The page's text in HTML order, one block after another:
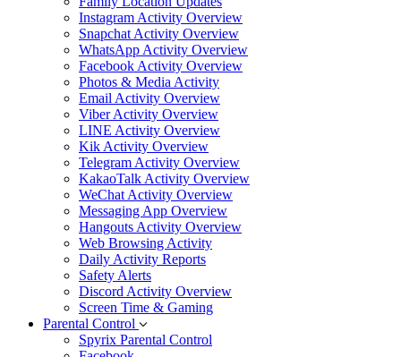
Instagram Activity Overview
Snapchat Activity Overview
WhatsApp Activity Overview
Facebook Activity Overview
Photos & Media Activity
Email Activity Overview
Viber Activity Overview
LINE Activity Overview
Kik Activity Overview
Telegram Activity Overview
KakaoTalk Activity Overview
WeChat Activity Overview
Messaging App Overview
Hangouts Activity Overview
Web Browsing Activity
Daily Activity Reports
Safety Alerts
Discord Activity Overview
Screen Time & Gaming
Parental Control
Spyrix Parental Control